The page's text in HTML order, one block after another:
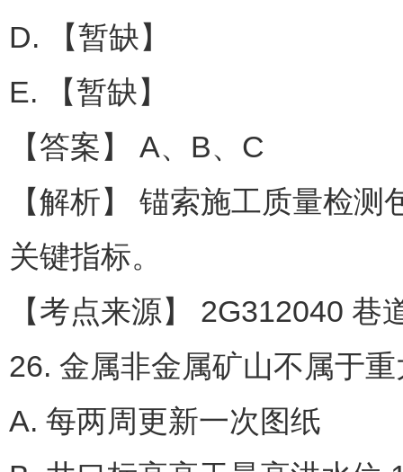
D. 【暂缺】
E. 【暂缺】
【答案】 A、B、C
【解析】 锚索施工质量检
关键指标。
【考点来源】 2G312040 巷
26. 金属非金属矿山不属于
A. 每两周更新一次图纸